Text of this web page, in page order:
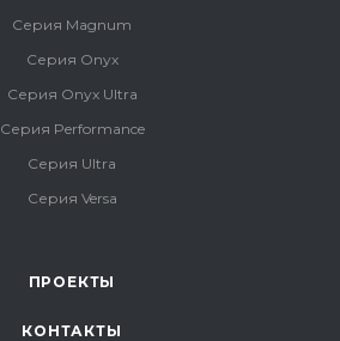
Серия Magnum
Серия Onyx
Серия Onyx Ultra
Серия Performance
Серия Ultra
Серия Versa
ПРОЕКТЫ
КОНТАКТЫ